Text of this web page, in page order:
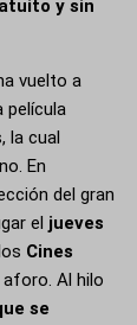
y sin
vuelto a
película
la cual
En
del gran
el jueves
Cines
Al hilo
se